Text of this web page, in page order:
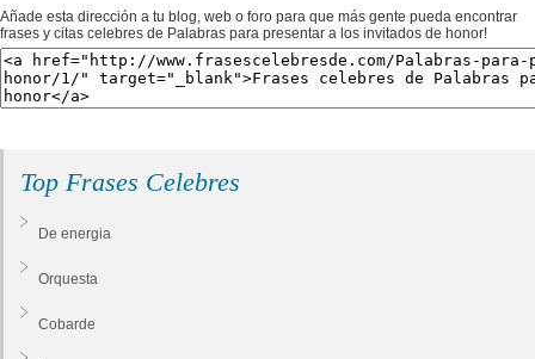
Añade esta dirección a tu blog, web o foro para que más gente pueda encontrar
frases y citas celebres de Palabras para presentar a los invitados de honor!
Top Frases Celebres
De energia
Orquesta
Cobarde